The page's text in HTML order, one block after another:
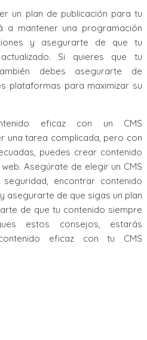
un plan de publicación para tu
a mantener una programación
y asegurarte de que tu
Si quieres que tu
debes asegurarte de
plataformas para maximizar su
eficaz con un CMS
una tarea complicada, pero con
puedes crear contenido
Asegúrate de elegir un CMS
encontrar contenido
asegurarte de que sigas un plan
de que tu contenido siempre
estos consejos, estarás
eficaz con tu CMS